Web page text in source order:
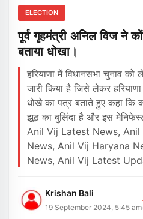
ELECTION
पूर्व गृहमंत्री अनिल विज ने
बताया धोखा।
हरियाणा में विधानसभा चुनाव
जारी किया है जिसे लेकर
धोखे का पत्र बताते हुए कहा कि
झूठ का बुलिंदा है और इस
Anil Vij Latest News,
News, Anil Vij Haryana
News, Anil Vij Latest
Krishan Bali
19 September 2024, 5:45 am